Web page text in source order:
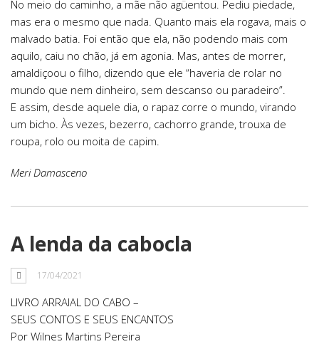
No meio do caminho, a mãe não agüentou. Pediu piedade,
mas era o mesmo que nada. Quanto mais ela rogava, mais o
malvado batia. Foi então que ela, não podendo mais com
aquilo, caiu no chão, já em agonia. Mas, antes de morrer,
amaldiçoou o filho, dizendo que ele “haveria de rolar no
mundo que nem dinheiro, sem descanso ou paradeiro”.
E assim, desde aquele dia, o rapaz corre o mundo, virando
um bicho. Às vezes, bezerro, cachorro grande, trouxa de
roupa, rolo ou moita de capim.
Meri Damasceno
A lenda da cabocla
17/04/2021
LIVRO ARRAIAL DO CABO –
SEUS CONTOS E SEUS ENCANTOS
Por Wilnes Martins Pereira